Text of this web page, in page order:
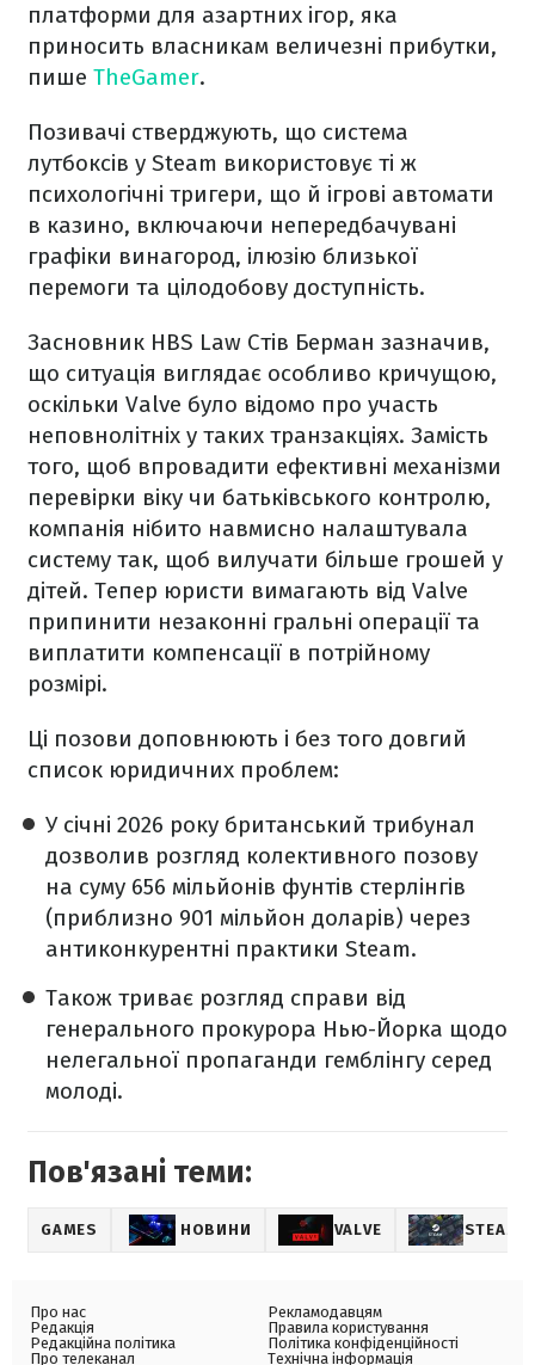
платформи для азартних ігор, яка
приносить власникам величезні прибутки,
пише TheGamer.
Позивачі стверджують, що система
лутбоксів у Steam використовує ті ж
психологічні тригери, що й ігрові автомати
в казино, включаючи непередбачувані
графіки винагород, ілюзію близької
перемоги та цілодобову доступність.
Засновник HBS Law Стів Берман зазначив,
що ситуація виглядає особливо кричущою,
оскільки Valve було відомо про участь
неповнолітніх у таких транзакціях. Замість
того, щоб впровадити ефективні механізми
перевірки віку чи батьківського контролю,
компанія нібито навмисно налаштувала
систему так, щоб вилучати більше грошей у
дітей. Тепер юристи вимагають від Valve
припинити незаконні гральні операції та
виплатити компенсації в потрійному
розмірі.
Ці позови доповнюють і без того довгий
список юридичних проблем:
У січні 2026 року британський трибунал
дозволив розгляд колективного позову
на суму 656 мільйонів фунтів стерлінгів
(приблизно 901 мільйон доларів) через
антиконкурентні практики Steam.
Також триває розгляд справи від
генерального прокурора Нью-Йорка щодо
нелегальної пропаганди гемблінгу серед
молоді.
Пов'язані теми:
GAMES НОВИНИ VALVE STEAM
Про нас
Редакція
Редакційна політика
Про телеканал
Рекламодавцям
Правила користування
Політика конфіденційності
Технічна інформація